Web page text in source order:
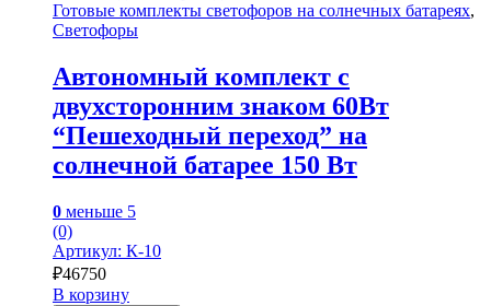
Готовые комплекты светофоров на солнечных батареях,
Светофоры
Автономный комплект с
двухсторонним знаком 60Вт
“Пешеходный переход” на
солнечной батарее 150 Вт
0 меньше 5
(0)
Артикул: К-10
₽46750
В корзину